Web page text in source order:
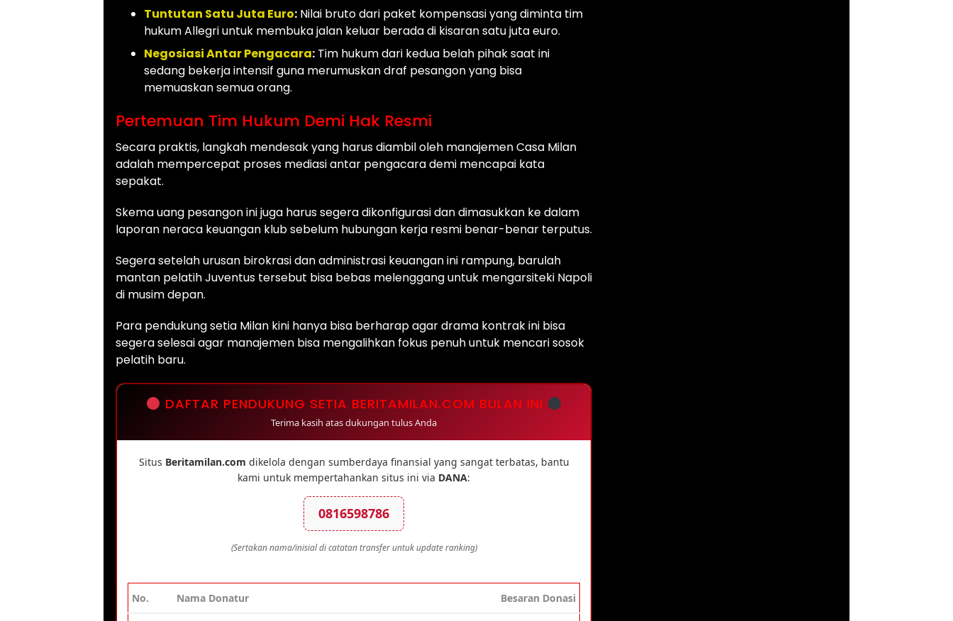
Tuntutan Satu Juta Euro: Nilai bruto dari paket kompensasi yang diminta tim
hukum Allegri untuk membuka jalan keluar berada di kisaran satu juta euro.
Negosiasi Antar Pengacara: Tim hukum dari kedua belah pihak saat ini
sedang bekerja intensif guna merumuskan draf pesangon yang bisa
memuaskan semua orang.
Pertemuan Tim Hukum Demi Hak Resmi
Secara praktis, langkah mendesak yang harus diambil oleh manajemen Casa Milan
adalah mempercepat proses mediasi antar pengacara demi mencapai kata
sepakat.
Skema uang pesangon ini juga harus segera dikonfigurasi dan dimasukkan ke dalam
laporan neraca keuangan klub sebelum hubungan kerja resmi benar-benar terputus.
Segera setelah urusan birokrasi dan administrasi keuangan ini rampung, barulah
mantan pelatih Juventus tersebut bisa bebas melenggang untuk mengarsiteki Napoli
di musim depan.
Para pendukung setia Milan kini hanya bisa berharap agar drama kontrak ini bisa
segera selesai agar manajemen bisa mengalihkan fokus penuh untuk mencari sosok
pelatih baru.
DAFTAR PENDUKUNG SETIA BERITAMILAN.COM BULAN INI
Terima kasih atas dukungan tulus Anda
Situs Beritamilan.com dikelola dengan sumberdaya finansial yang sangat terbatas, bantu
kami untuk mempertahankan situs ini via DANA:
0816598786
(Sertakan nama/inisial di catatan transfer untuk update ranking)
No. Nama Donatur Besaran Donasi